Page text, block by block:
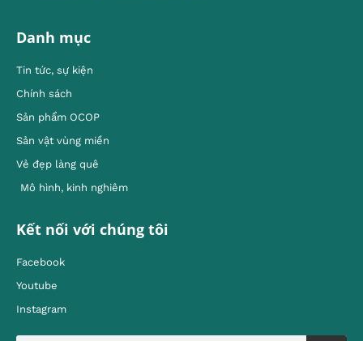
Danh mục
Tin tức, sự kiện
Chính sách
Sản phẩm OCOP
Sản vật vùng miền
Vẻ đẹp làng quê
Mô hình, kinh nghiêm
Kết nối với chúng tôi
Facebook
Youtube
Instagram